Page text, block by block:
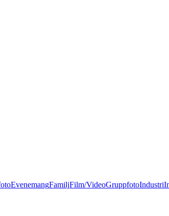
EvenemangFamiljFilm/VideoGruppfotoIndustri